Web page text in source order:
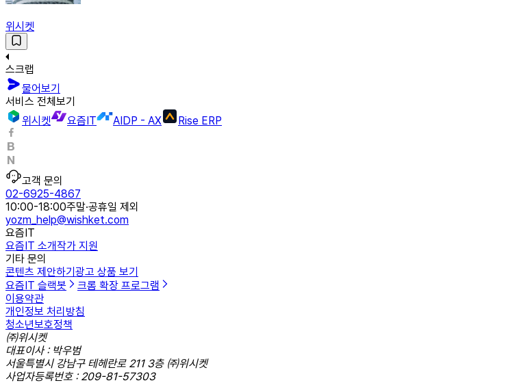
위시켓
스크랩
물어보기
서비스 전체보기
위시켓
요즘IT AIDP - AX Rise ERP
고객 문의
02-6925-4867
10:00-18:00주말·공휴일 제외
yozm_help@wishket.com
요즘IT
요즘IT 소개작가 지원
기타 문의
콘텐츠 제안하기 광고 상품 보기
요즘IT 슬랙봇
크롬 확장 프로그램
이용약관
개인정보 처리방침
청소년보호정책
㈜위시켓
대표이사 : 박우범
서울특별시 강남구 테헤란로 211 3층 ㈜위시켓
사업자등록번호 : 209-81-57303